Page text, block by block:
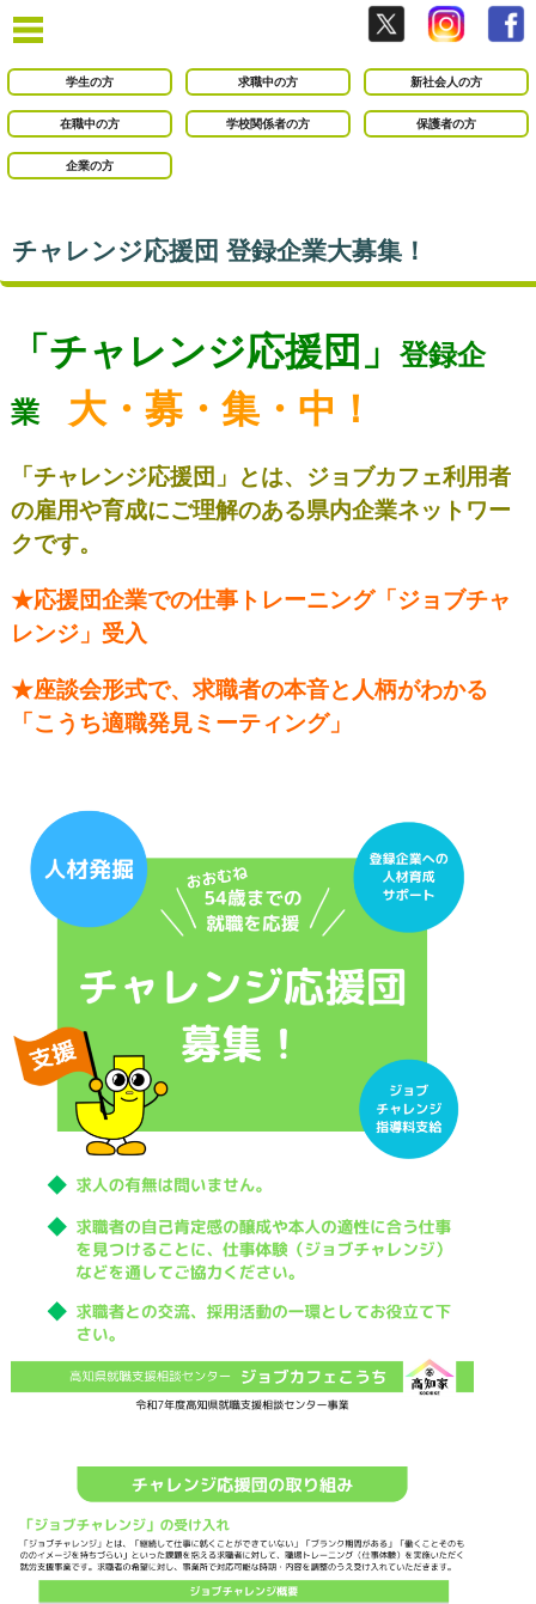
学生の方 求職中の方 新社会人の方
在職中の方 学校関係者の方 保護者の方
企業の方
チャレンジ応援団 登録企業大募集！
「チャレンジ応援団」
登録企
業
大・募・集・中！
「チャレンジ応援団」とは、ジョブカフェ利用者
の雇用や育成にご理解のある県内企業ネットワー
クです。
★応援団企業での仕事トレーニング「 ジョブチャ
レンジ」受入
★座談会形式で、求職者の本音と人柄がわかる
「こうち適職発見ミーティング」